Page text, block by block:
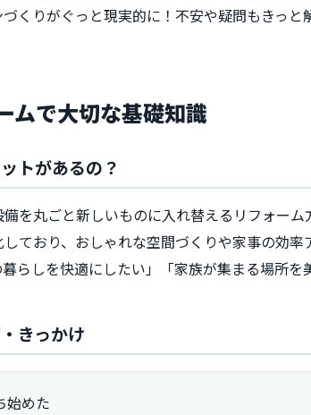
くりがぐっと現実的に！不安や疑問もきっと
ムで大切な基礎知識
トがあるの？
を丸ごと新しいものに入れ替えるリフォーム
ており、おしゃれな空間づくりや家事の効
らしを快適にしたい」「家族が集まる場所を
きっかけ
始めた